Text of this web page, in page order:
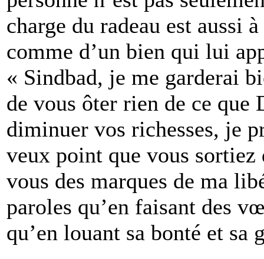
charge du radeau est aussi
comme d’un bien qui lui
« Sindbad, je me garderai
de vous ôter rien de ce que
diminuer vos richesses, je
veux point que vous sortiez
vous des marques de ma
paroles qu’en faisant des
qu’en louant sa bonté et sa